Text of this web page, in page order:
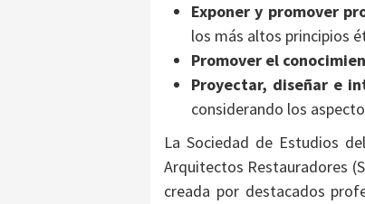
Exponer y promover
los más altos principios
Promover el
Proyectar, diseñar e
considerando los
La Sociedad de Estudios
Arquitectos Restauradores
creada por destacados